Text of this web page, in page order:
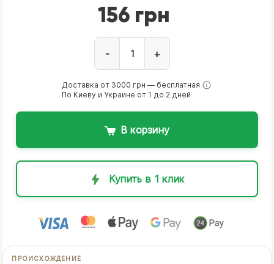
156 грн
- +
Доставка от 3000 грн — бесплатная
По Киеву и Украине от 1 до 2 дней
В корзину
Купить в 1 клик
ПРОИСХОЖДЕНИЕ